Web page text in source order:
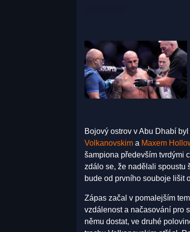
Bojový ostrov v Abu Dhabí
Volkanovskim a Maxem
šampiona především tvrdými
zdálo se, že nadělali spoustu
bude od prvního souboje lišit
Zápas začal v pomalejším
vzdálenost a načasování pro
němu dostat, ve druhé